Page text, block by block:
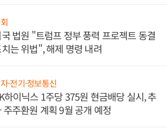
법원 "트럼프 정부 풍력 프로젝트 동결
는 위법", 해제 명령 내려
·전기·정보통신
하이닉스 1주당 375원 현금배당 실시, 추
주주환원 계획 9월 공개 예정